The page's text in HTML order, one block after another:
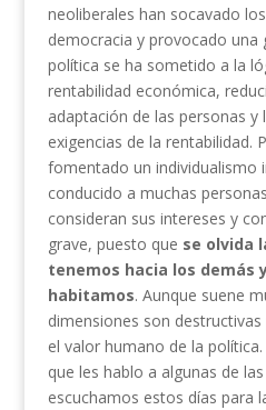
neoliberales han socavado
democracia y provocado una
política se ha sometido a la
rentabilidad económica,
adaptación de las personas y
exigencias de la rentabilidad.
fomentado un individualismo
conducido a muchas
consideran sus intereses y
grave, puesto que se olvida
tenemos hacia los demás
habitamos. Aunque suene
dimensiones son
el valor humano de la
que les hablo a algunas de
escuchamos estos días para